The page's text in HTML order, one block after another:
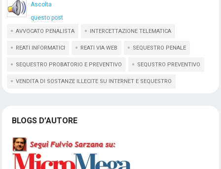
Ascolta
questo post
AVVOCATO PENALISTA INTERCETTAZIONE TELEMATICA
REATI INFORMATICI REATI VIA WEB SEQUESTRO PENALE
SEQUESTRO PROBATORIO E PREVENTIVO SEQUSTRO PREVENTIVO
VENDITA DI SOSTANZE ILLECITE SU INTERNET E SEQUESTRO
BLOGS D’AUTORE